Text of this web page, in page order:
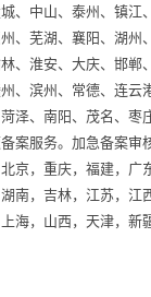
、中山、泰州、镇江
、芜湖、襄阳、湖州
、淮安、大庆、邯郸
、滨州、常德、连云
泽、南阳、茂名、枣
案服务。加急备案审
京，重庆，福建，广
南，吉林，江苏，江
海，山西，天津，新